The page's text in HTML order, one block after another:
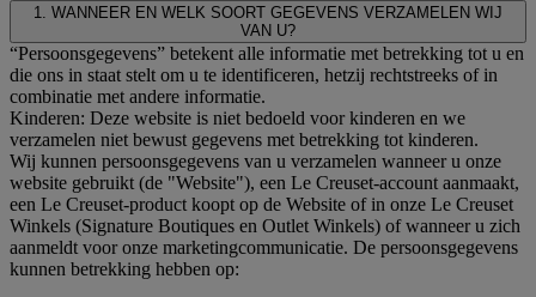
1. WANNEER EN WELK SOORT GEGEVENS VERZAMELEN WIJ
VAN U?
“Persoonsgegevens” betekent alle informatie met betrekking tot u en
die ons in staat stelt om u te identificeren, hetzij rechtstreeks of in
combinatie met andere informatie.
Kinderen: Deze website is niet bedoeld voor kinderen en we
verzamelen niet bewust gegevens met betrekking tot kinderen.
Wij kunnen persoonsgegevens van u verzamelen wanneer u onze
website gebruikt (de "Website"), een Le Creuset-account aanmaakt,
een Le Creuset-product koopt op de Website of in onze Le Creuset
Winkels (Signature Boutiques en Outlet Winkels) of wanneer u zich
aanmeldt voor onze marketingcommunicatie. De persoonsgegevens
kunnen betrekking hebben op: